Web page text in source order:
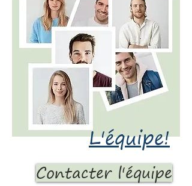
L'équipe!
Contacter l'équipe